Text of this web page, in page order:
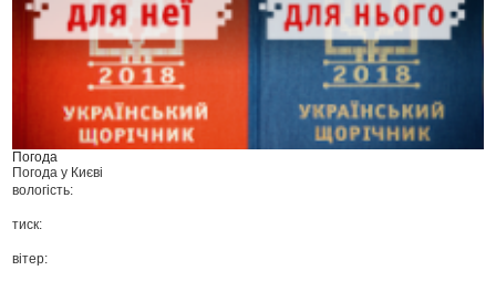
Погода
Погода у Києві
вологість:
тиск:
вітер: